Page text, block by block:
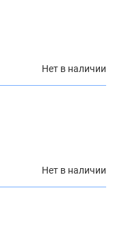
Нет в наличии
Нет в наличии